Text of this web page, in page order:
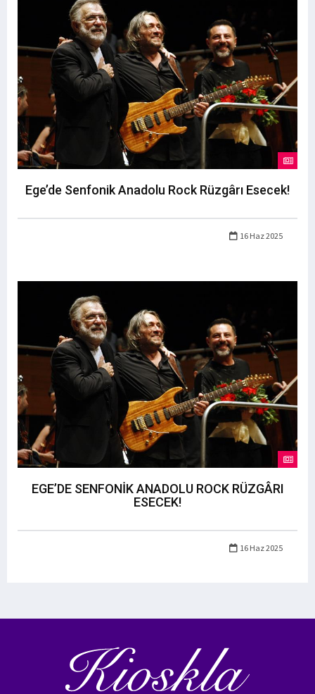
Ege’de Senfonik Anadolu Rock Rüzgârı Esecek!
16 Haz 2025
EGE’DE SENFONİK ANADOLU ROCK RÜZGÂRI
ESECEK!
16 Haz 2025